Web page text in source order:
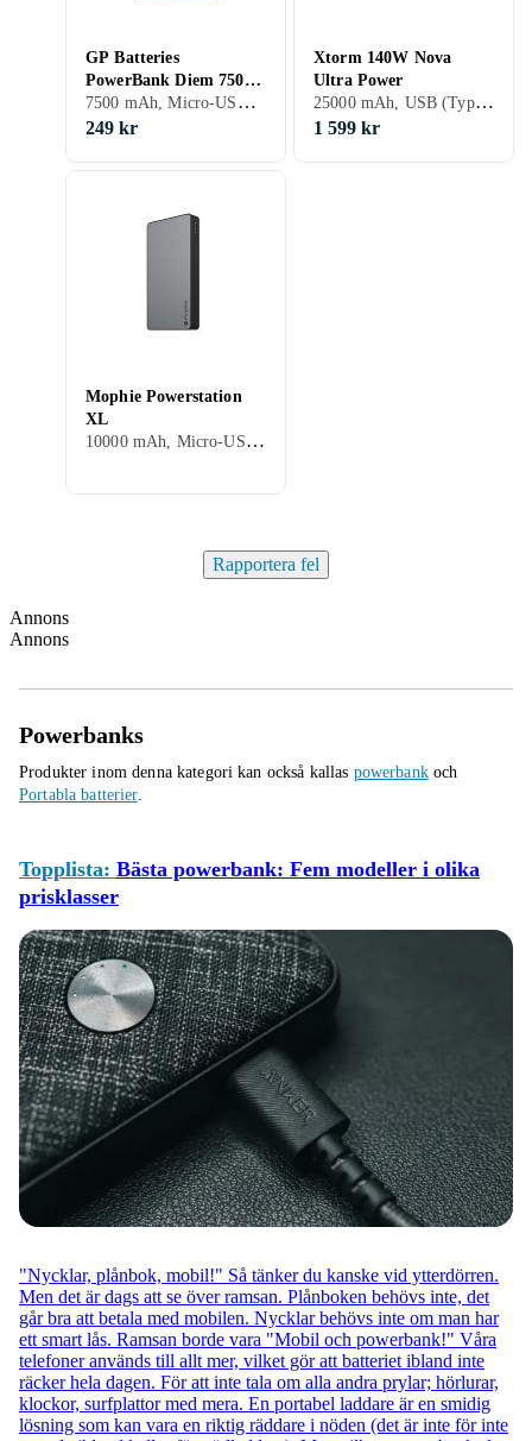
GP Batteries
PowerBank Diem 7500
B07A
7500 mAh, Micro-USB, Genomgångsladdning, 2.1 A
249 kr
Xtorm 140W Nova
Ultra Power
25000 mAh, USB (Typ C), USB (Type A), Stöd för snabbladdning, Genomgångsladdning, 5 A
1 599 kr
Mophie Powerstation
XL
10000 mAh, Micro-USB, Stöd för snabbladdning, Genomgångsladdning, 2.1 A
Rapportera fel
Annons
Annons
Powerbanks
Produkter inom denna kategori kan också kallas powerbankoch
Portabla batterier.
Topplista: Bästa powerbank: Fem modeller i olika
prisklasser
"Nycklar, plånbok, mobil!" Så tänker du kanske vid ytterdörren.
Men det är dags att se över ramsan. Plånboken behövs inte, det
går bra att betala med mobilen. Nycklar behövs inte om man har
ett smart lås. Ramsan borde vara "Mobil och powerbank!" Våra
telefoner används till allt mer, vilket gör att batteriet ibland inte
räcker hela dagen. För att inte tala om alla andra prylar; hörlurar,
klockor, surfplattor med mera. En portabel laddare är en smidig
lösning som kan vara en riktig räddare i nöden (det är inte för inte